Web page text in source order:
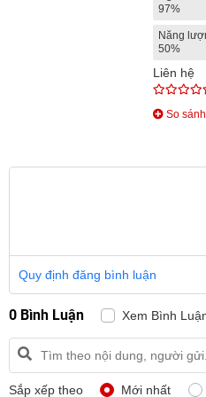
97%
Năng
50%
Liên hệ
So sánh
Quy định đăng bình luận
0 Bình Luận Xem Bình
Sắp xếp theo Mới nhất